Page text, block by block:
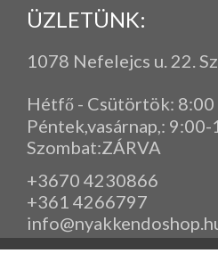
ÜZLETÜNK:
1078 Nefelejcs u. 22.
Hétfő - Csütörtök: 8:00
Péntek,vasárnap, : 9:00-
Szombat:ZÁRVA
+3670 4230866
+361 4266797